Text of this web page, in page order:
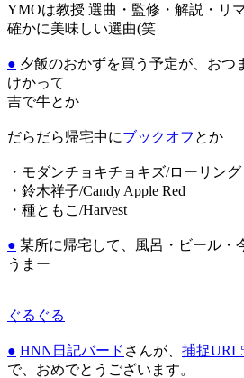
YMOは教授 選曲・監修・解説・リ
確かに美味しい選曲(笑
● 夕飯のおかずを買う予定が、おつ
けかって
吉で牛とか
だらだら帰宅中にブックオフ とか
・モダンチョキチョキズ/ローリン
・鈴木祥子/Candy Apple Red
・種ともこ/Harvest
● 某所に帰宅して、風呂・ビール・
うまー
ぐるぐる
● HNN日記バード さんが、 捕捉
で、おめでとうございます。